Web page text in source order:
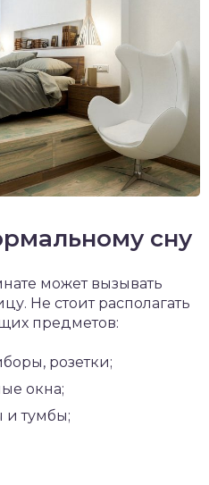
сну
может вызывать
Не стоит располагать
предметов:
розетки;
окна;
и тумбы;